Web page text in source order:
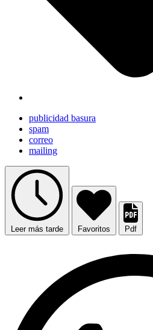
publicidad basura
spam
correo
mailing
Leer más tarde Favoritos Pdf